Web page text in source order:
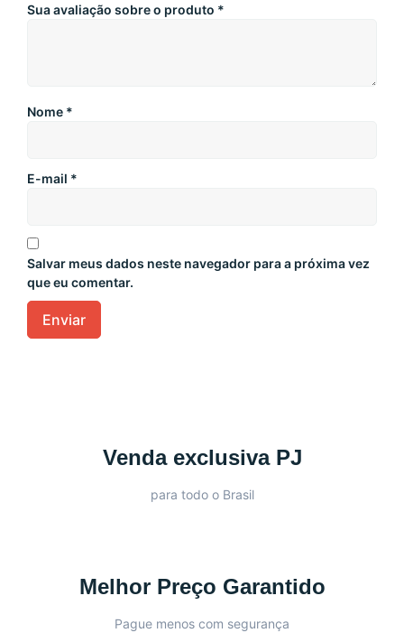
Sua avaliação sobre o produto *
Nome *
E-mail *
Salvar meus dados neste navegador para a próxima vez
que eu comentar.
Venda exclusiva PJ
para todo o Brasil
Melhor Preço Garantido
Pague menos com segurança